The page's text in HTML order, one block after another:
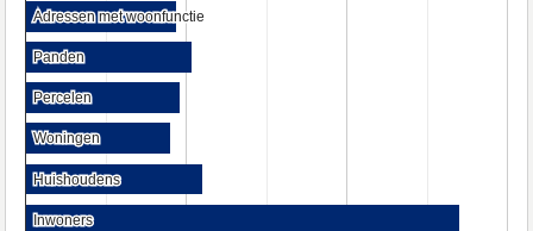
Adressen met woonfunctie
Adressen met woonfunctie
Panden
Panden
Percelen
Percelen
Woningen
Woningen
Huishoudens
Huishoudens
Inwoners
Inwoners